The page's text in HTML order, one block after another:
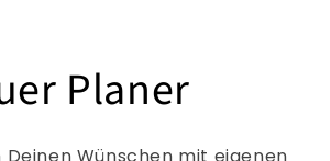
Planer